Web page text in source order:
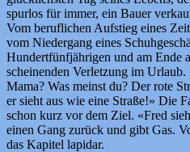
spurlos für immer, ein Bauer
Vom beruflichen Aufstieg eines
vom Niedergang eines
Hundertfünfjährigen und am Ende
scheinenden Verletzung im
Mama? Was meinst du? Der rote
er sieht aus wie eine Straße!» Die
schon kurz vor dem Ziel. «Fred
einen Gang zurück und gibt Gas.
das Kapitel lapidar.